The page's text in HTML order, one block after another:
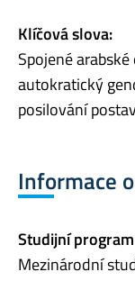
Klíčová slova:
Spojené
autokratický
posilování
Informace
Studijní
Mezinárodní